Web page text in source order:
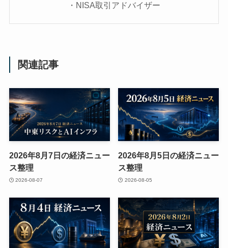
・NISA取引アドバイザー
関連記事
2026年8月7日の経済ニュー
ス整理
2026-08-07
2026年8月5日の経済ニュー
ス整理
2026-08-05